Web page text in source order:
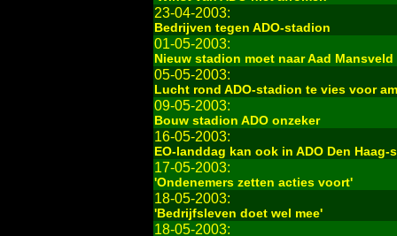
23-04-2003:
Bedrijven tegen ADO-stadion
01-05-2003:
Nieuw stadion moet naar Aad
05-05-2003:
Lucht rond ADO-stadion te vies voor
09-05-2003:
Bouw stadion ADO onzeker
16-05-2003:
EO-landdag kan ook in ADO Den Haag-
17-05-2003:
'Ondenemers zetten acties voort'
18-05-2003:
'Bedrijfsleven doet wel mee'
18-05-2003: